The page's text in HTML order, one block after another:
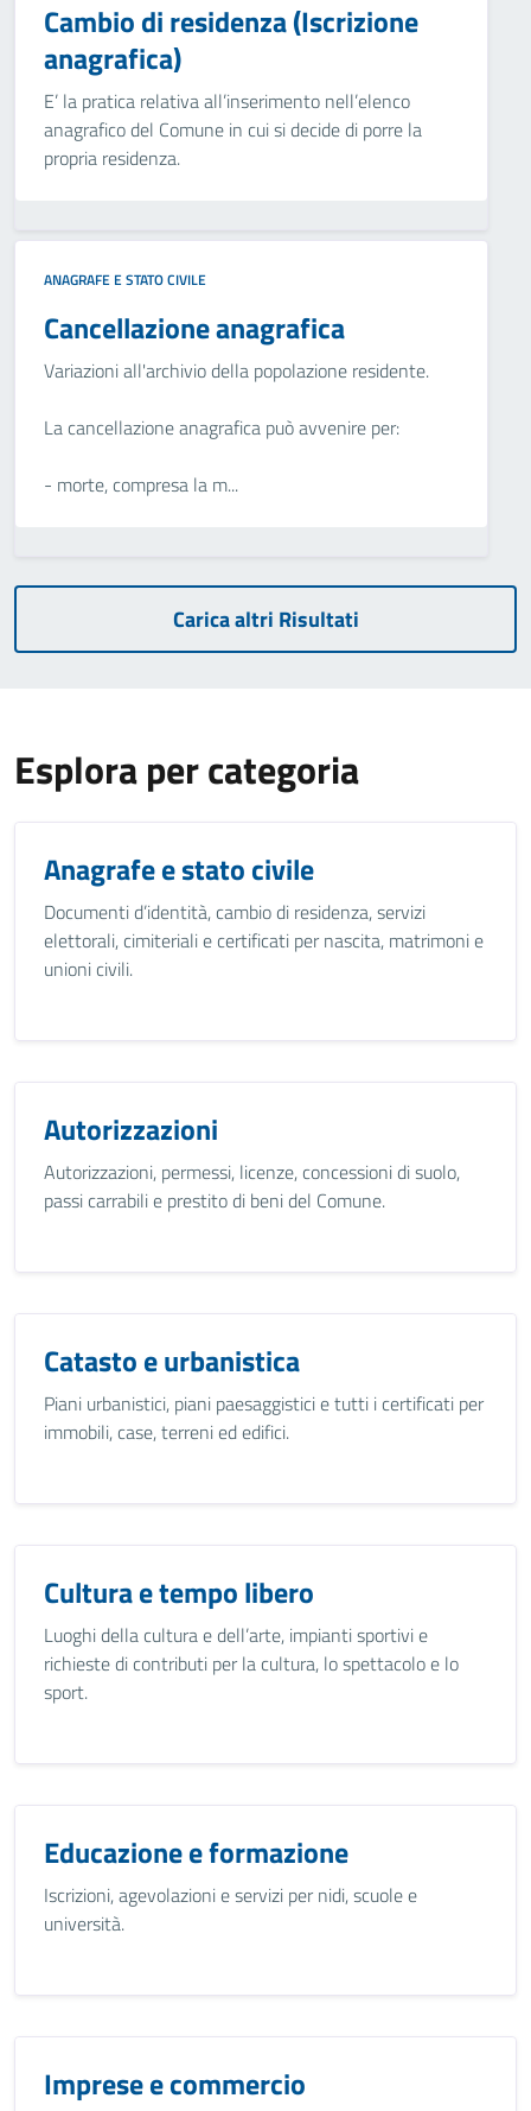
Cambio di residenza (Iscrizione
anagrafica)
E’ la pratica relativa all’inserimento nell’elenco
anagrafico del Comune in cui si decide di porre la
propria residenza.
ANAGRAFE E STATO CIVILE
Cancellazione anagrafica
Variazioni all'archivio della popolazione residente.
La cancellazione anagrafica può avvenire per:
- morte, compresa la m...
Carica altri Risultati
Esplora per categoria
Anagrafe e stato civile
Documenti d’identità, cambio di residenza, servizi
elettorali, cimiteriali e certificati per nascita, matrimoni e
unioni civili.
Autorizzazioni
Autorizzazioni, permessi, licenze, concessioni di suolo,
passi carrabili e prestito di beni del Comune.
Catasto e urbanistica
Piani urbanistici, piani paesaggistici e tutti i certificati per
immobili, case, terreni ed edifici.
Cultura e tempo libero
Luoghi della cultura e dell’arte, impianti sportivi e
richieste di contributi per la cultura, lo spettacolo e lo
sport.
Educazione e formazione
Iscrizioni, agevolazioni e servizi per nidi, scuole e
università.
Imprese e commercio